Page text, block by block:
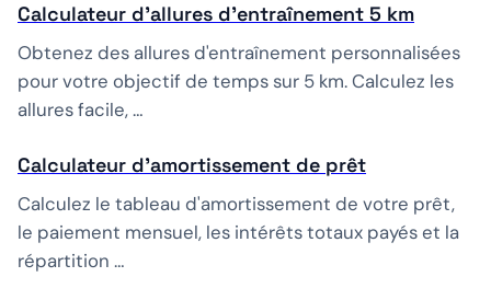
Calculateur d'allures d'entraînement 5 km
Obtenez des allures d'entraînement personnalisées
pour votre objectif de temps sur 5 km. Calculez les
allures facile, …
Calculateur d'amortissement de prêt
Calculez le tableau d'amortissement de votre prêt,
le paiement mensuel, les intérêts totaux payés et la
répartition …